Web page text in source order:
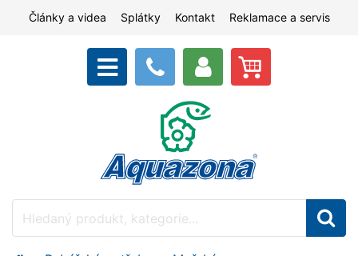
Články a videa Splátky Kontakt Reklamace a servis